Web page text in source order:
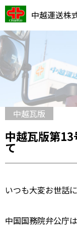
中越運送株
中越瓦版
中越瓦版第
て
いつも大変お世話
中国国務院弁公庁